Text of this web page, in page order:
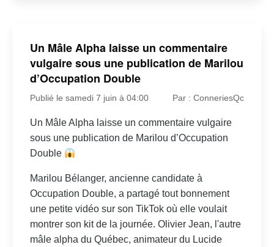
Un Mâle Alpha laisse un commentaire
vulgaire sous une publication de Marilou
d’Occupation Double
Publié le samedi 7 juin à 04:00 Par : ConneriesQc
Un Mâle Alpha laisse un commentaire vulgaire
sous une publication de Marilou d’Occupation
Double
Marilou Bélanger, ancienne candidate à
Occupation Double, a partagé tout bonnement
une petite vidéo sur son TikTok où elle voulait
montrer son kit de la journée. Olivier Jean, l'autre
mâle alpha du Québec, animateur du Lucide